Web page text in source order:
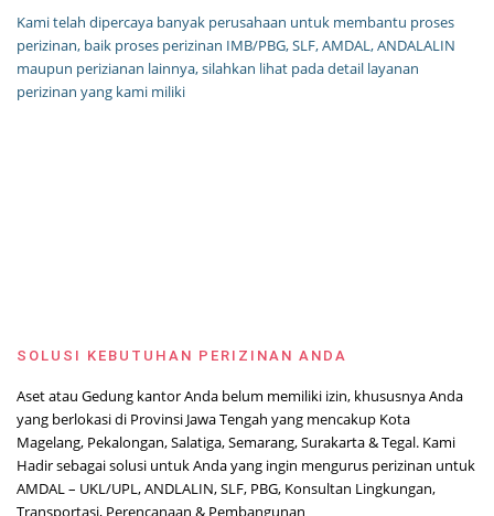
Kami telah dipercaya banyak perusahaan untuk membantu proses
perizinan, baik proses perizinan IMB/PBG, SLF, AMDAL, ANDALALIN
maupun perizianan lainnya, silahkan lihat pada detail layanan
perizinan yang kami miliki
SOLUSI KEBUTUHAN PERIZINAN ANDA
Aset atau Gedung kantor Anda belum memiliki izin, khususnya Anda
yang berlokasi di Provinsi Jawa Tengah yang mencakup Kota
Magelang, Pekalongan, Salatiga, Semarang, Surakarta & Tegal. Kami
Hadir sebagai solusi untuk Anda yang ingin mengurus perizinan untuk
AMDAL – UKL/UPL, ANDLALIN, SLF, PBG, Konsultan Lingkungan,
Transportasi, Perencanaan & Pembangunan